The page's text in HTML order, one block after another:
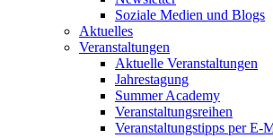
Soziale Medien und Blogs
Aktuelles
Veranstaltungen
Aktuelle Veranstaltungen
Jahrestagung
Summer Academy
Veranstaltungsreihen
Veranstaltungstipps per E-